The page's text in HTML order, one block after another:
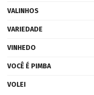
VALINHOS
VARIEDADE
VINHEDO
VOCÊ É PIMBA
VOLEI